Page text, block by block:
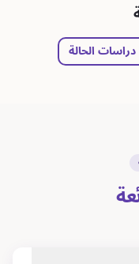
دراسات الحالة